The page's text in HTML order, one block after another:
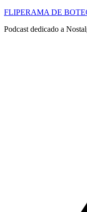
FLIPERAMA DE
Podcast dedicado a